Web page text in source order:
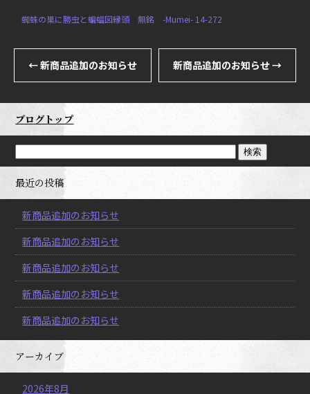
蜘蛛の巣に勝虫と蝙蝠図縁頭 無銘 -Mumei- 14-272
←新商品追加のお知らせ 新商品追加のお知らせ→
ブログトップ
最近の投稿
新商品追加のお知らせ
新商品追加のお知らせ
新商品追加のお知らせ
新商品追加のお知らせ
新商品追加のお知らせ
アーカイブ
2026年8月